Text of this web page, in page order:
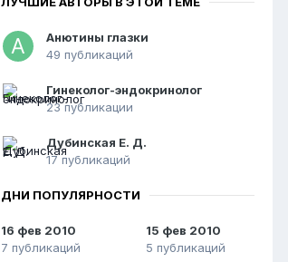
Анютины глазки
49 публикаций
Гинеколог-эндокринолог
23 публикации
Дубинская Е. Д.
17 публикаций
ДНИ ПОПУЛЯРНОСТИ
16 фев 2010
7 публикаций
15 фев 2010
5 публикаций